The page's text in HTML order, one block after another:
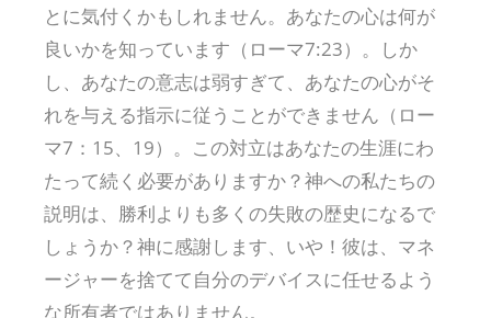
とに気付くかもしれません。あなたの心は何が
良いかを知っています（ローマ7:23）。しか
し、あなたの意志は弱すぎて、あなたの心がそ
れを与える指示に従うことができません（ロー
マ7：15、19）。この対立はあなたの生涯にわ
たって続く必要がありますか？神への私たちの
説明は、勝利よりも多くの失敗の歴史になるで
しょうか？神に感謝します、いや！彼は、マネ
ージャーを捨てて自分のデバイスに任せるよう
な所有者ではありません。